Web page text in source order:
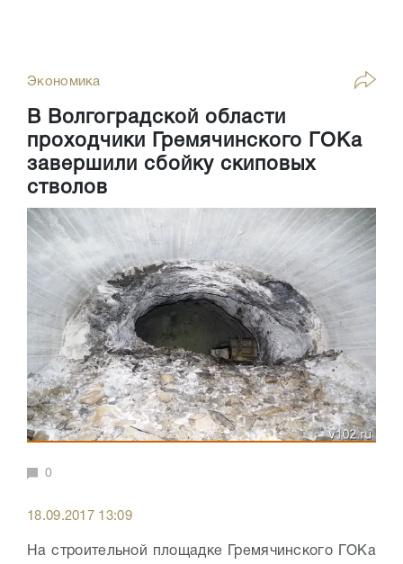
Экономика
В Волгоградской области
проходчики Гремячинского ГОКа
завершили сбойку скиповых
стволов
0
18.09.2017 13:09
На строительной площадке Гремячинского ГОКа